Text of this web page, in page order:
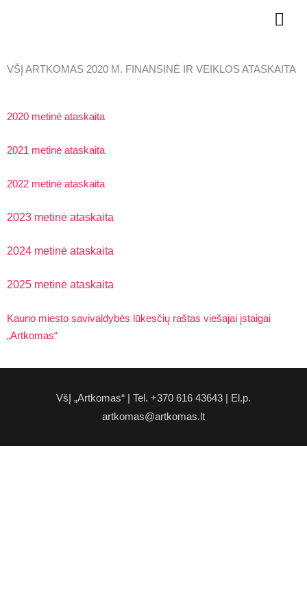
VŠĮ ARTKOMAS 2020 M. FINANSINĖ IR VEIKLOS ATASKAITA
2020 metinė ataskaita
2021 metinė ataskaita
2022 metinė ataskaita
2023 metinė ataskaita
2024 metinė ataskaita
2025 metinė ataskaita
Kauno miesto savivaldybės lūkesčių raštas viešajai įstaigai
„Artkomas“
VšĮ „Artkomas“ | Tel. +370 616 43643 | El.p.
artkomas@artkomas.lt